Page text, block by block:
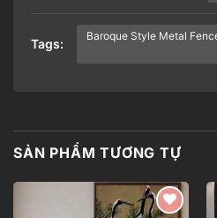
Tags:
Baroque Style Metal
SẢN PHẨM TƯƠNG TỰ